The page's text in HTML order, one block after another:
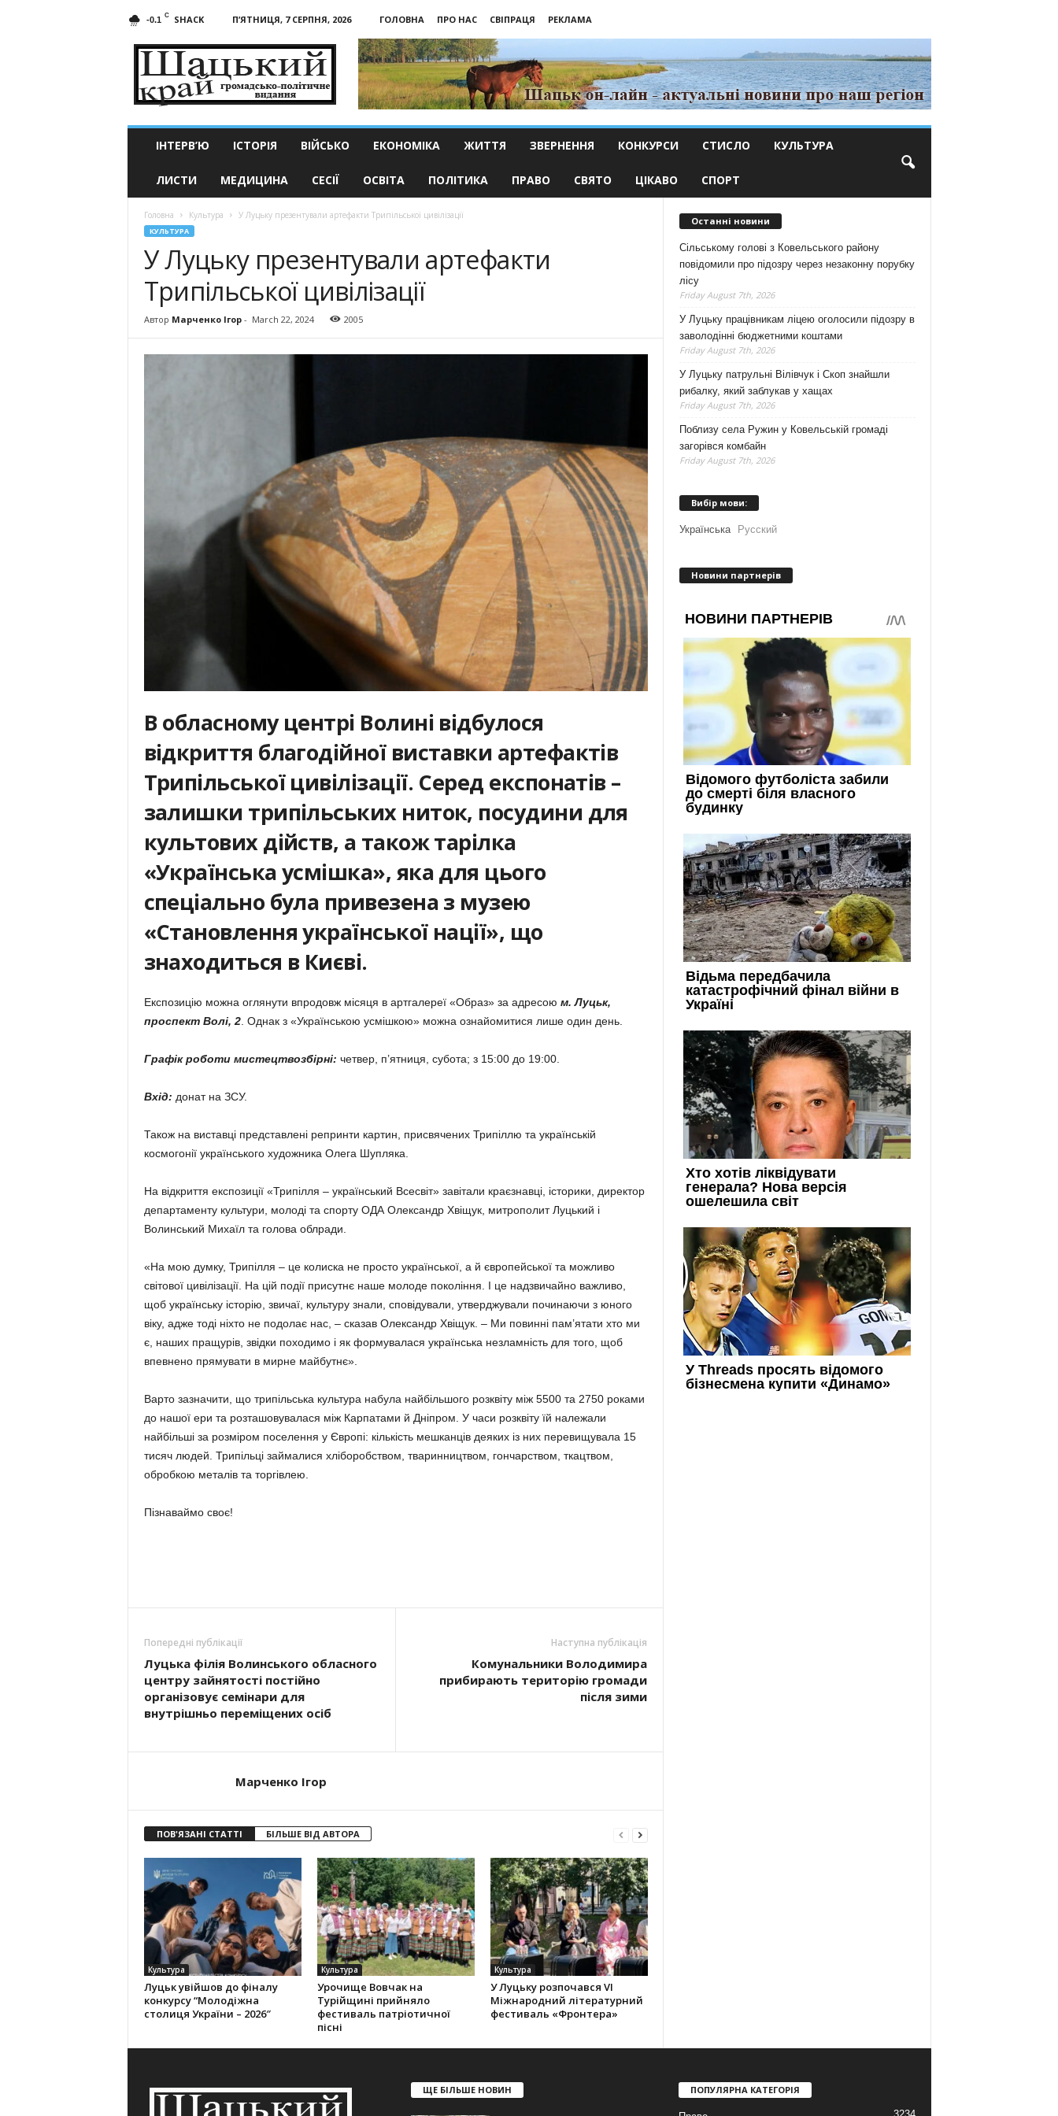
-0.1 C SHACK П’ЯТНИЦЯ, 7 СЕРПНЯ, 2026 ГОЛОВНА ПРО НАС СВІПРАЦЯ
РЕКЛАМА
край
ІНТЕРВ’Ю ІСТОРІЯ ВІЙСЬКО ЕКОНОМІКА ЖИТТЯ ЗВЕРНЕННЯ КОНКУРСИ СТИСЛО КУЛЬТУРА
ЛИСТИ МЕДИЦИНА СЕСІЇ ОСВІТА ПОЛІТИКА ПРАВО СВЯТО ЦІКАВО СПОРТ
Головна Культура У Луцьку презентували артефакти Трипільської цивілізації
КУЛЬТУРА
У Луцьку презентували артефакти
Трипільської цивілізації
Автор Марченко Ігор- March 22, 2024 2005
В обласному центрі Волині відбулося
відкриття благодійної виставки артефактів
Трипільської цивілізації. Серед експонатів –
залишки трипільських ниток, посудини для
культових дійств, а також тарілка
«Українська усмішка», яка для цього
спеціально була привезена з музею
«Становлення української нації», що
знаходиться в Києві.
Експозицію можна оглянути впродовж місяця в артгалереї «Образ» за адресою м. Луцьк,
проспект Волі, 2. Однак з «Українською усмішкою» можна ознайомитися лише один день.
Графік роботи мистецтвозбірні: четвер, п’ятниця, субота; з 15:00 до 19:00.
Вхід: донат на ЗСУ.
Також на виставці представлені репринти картин, присвячених Трипіллю та українській
космогонії українського художника Олега Шупляка.
На відкриття експозиції «Трипілля – український Всесвіт» завітали краєзнавці, історики, директор
департаменту культури, молоді та спорту ОДА Олександр Хвіщук, митрополит Луцький і
Волинський Михаїл та голова облради.
«На мою думку, Трипілля – це колиска не просто української, а й європейської та можливо
світової цивілізації. На цій події присутнє наше молоде покоління. І це надзвичайно важливо,
щоб українську історію, звичаї, культуру знали, сповідували, утверджували починаючи з юного
віку, адже тоді ніхто не подолає нас, – сказав Олександр Хвіщук. – Ми повинні пам’ятати хто ми
є, наших пращурів, звідки походимо і як формувалася українська незламність для того, щоб
впевнено прямувати в мирне майбутнє».
Варто зазначити, що трипільська культура набула найбільшого розквіту між 5500 та 2750 роками
до нашої ери та розташовувалася між Карпатами й Дніпром. У часи розквіту їй належали
найбільші за розміром поселення у Європі: кількість мешканців деяких із них перевищувала 15
тисяч людей. Трипільці займалися хліборобством, тваринництвом, гончарством, ткацтвом,
обробкою металів та торгівлею.
Пізнаваймо своє!
Попередні публікації
Луцька філія Волинського обласного
центру зайнятості постійно
організовує семінари для
внутрішньо переміщених осіб
Наступна публікація
Комунальники Володимира
прибирають територію громади
після зими
Марченко Ігор
ПОВ'ЯЗАНІ СТАТТІ БІЛЬШЕ ВІД АВТОРА
Культура
Луцьк увійшов до фіналу
конкурсу “Молодіжна
столиця України – 2026″
Культура
Урочище Вовчак на
Турійщині прийняло
фестиваль патріотичної
пісні
Культура
У Луцьку розпочався VI
Міжнародний літературний
фестиваль «Фронтера»
Останні новини
Сільському голові з Ковельського району
повідомили про підозру через незаконну порубку
лісу
Friday August 7th, 2026
У Луцьку працівникам ліцею оголосили підозру в
заволодінні бюджетними коштами
Friday August 7th, 2026
У Луцьку патрульні Вілівчук і Скоп знайшли
рибалку, який заблукав у хащах
Friday August 7th, 2026
Поблизу села Ружин у Ковельській громаді
загорівся комбайн
Friday August 7th, 2026
Вибір мови:
Українська Русский
Новини партнерів
ЩЕ БІЛЬШЕ НОВИН ПОПУЛЯРНА КАТЕГОРІЯ